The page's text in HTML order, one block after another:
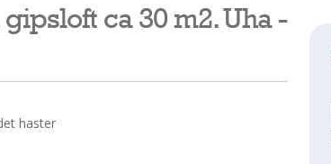
ca 30 m2. Uha -
haster